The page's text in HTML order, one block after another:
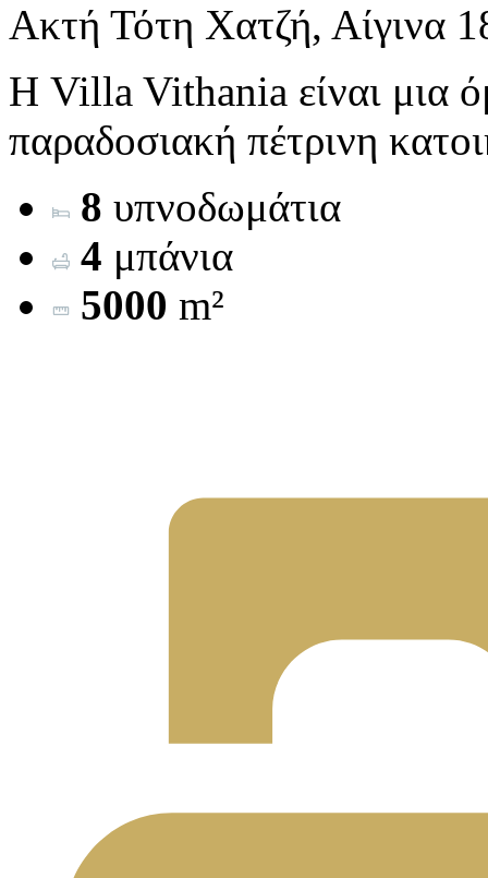
Ακτή Τότη Χατζή, Αίγινα
Η Villa Vithania είναι μια
παραδοσιακή πέτρινη
8 υπνοδωμάτια
4 μπάνια
5000 m²